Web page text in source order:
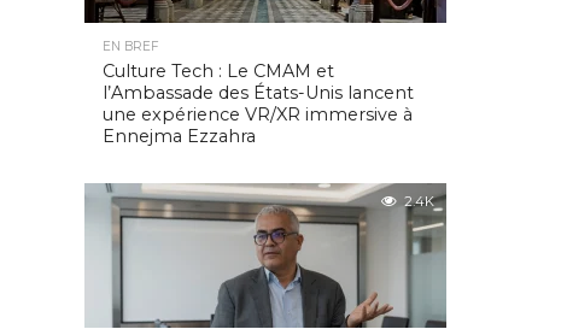
EN BREF
Culture Tech : Le CMAM et
l’Ambassade des États-Unis lancent
une expérience VR/XR immersive à
Ennejma Ezzahra
2.4K